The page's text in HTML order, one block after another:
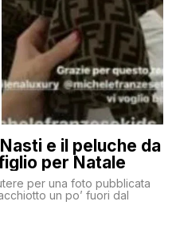
e il peluche da
per Natale
per una foto pubblicata
un po’ fuori dal